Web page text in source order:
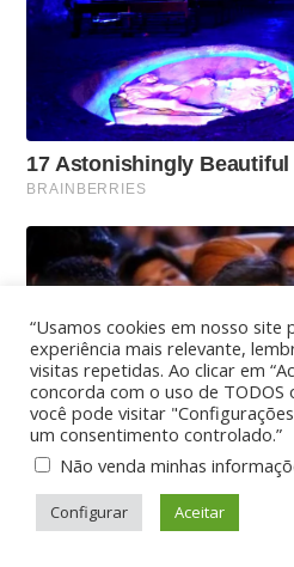
“Usamos cookies em nosso site
experiência mais relevante,
visitas repetidas. Ao clicar em
concorda com o uso de TODOS
você pode visitar
um consentimento controlado.”
Não venda minhas
Configurar Aceitar